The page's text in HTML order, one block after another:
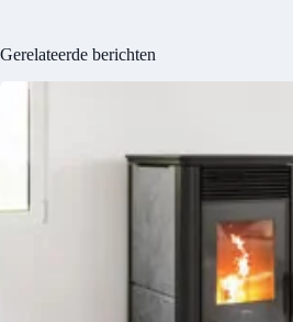
Gerelateerde berichten